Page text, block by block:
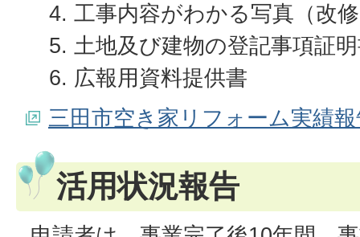
工事内容がわかる写真（改
土地及び建物の登記事項証
広報用資料提供書
三田市空き家リフォーム実績
活用状況報告